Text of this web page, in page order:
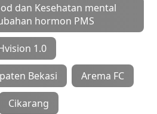
dan Kesehatan mental
hormon PMS
1.0
Bekasi Arema FC
Cikarang